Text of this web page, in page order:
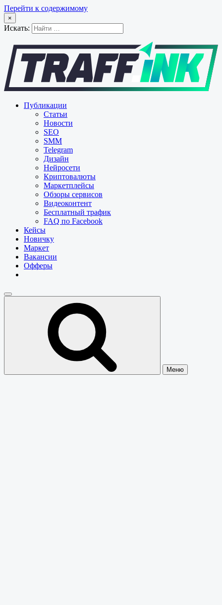
Перейти к содержимому
×
Искать:
Публикации
Статьи
Новости
SEO
SMM
Telegram
Дизайн
Нейросети
Криптовалюты
Маркетплейсы
Обзоры сервисов
Видеоконтент
Бесплатный трафик
FAQ по Facebook
Кейсы
Новичку
Маркет
Вакансии
Офферы
Меню